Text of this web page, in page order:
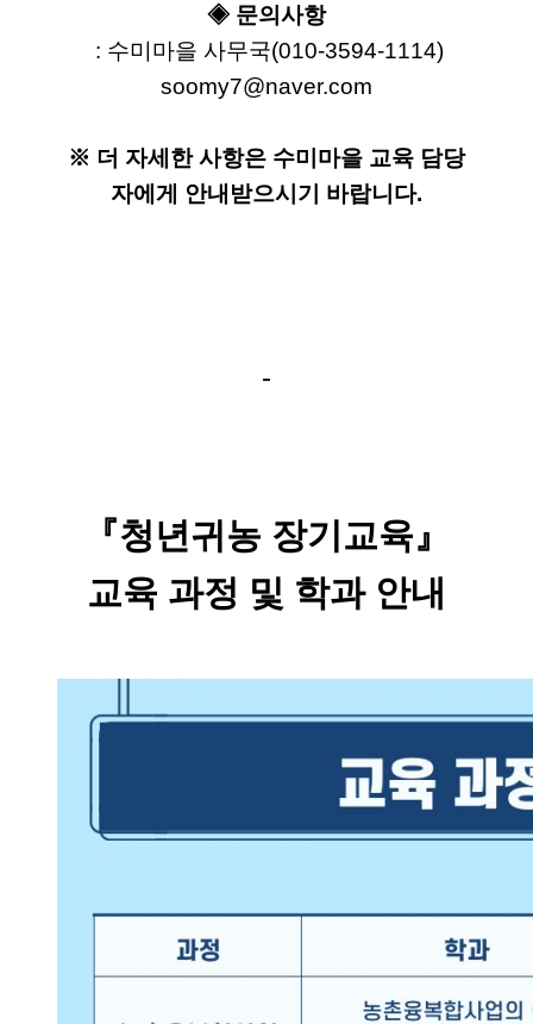
◈ 문의사항
: 수미마을 사무국(010-3594-1114)
soomy7@naver.com
※ 더 자세한 사항은 수미마을 교육 담당
자에게 안내받으시기 바랍니다.
-
『청년귀농 장기교육』
교육 과정 및 학과 안내